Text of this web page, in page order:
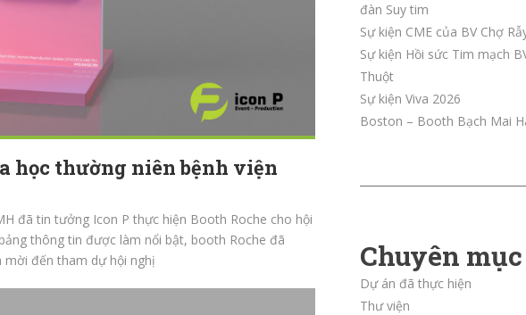
học thường niên bệnh viện
đã tin tưởng Icon P thực hiện Booth Roche cho hội
thông tin được làm nổi bật, booth Roche đã
mời đến tham dự hội nghị
đàn Suy tim
Sự kiện CME của BV Chợ
Sự kiện Hồi sức Tim mạch
Thuột
Sự kiện Viva 2026
Boston – Booth Bạch Mai
Chuyên mục
Dự án đã thực hiện
Thư viện